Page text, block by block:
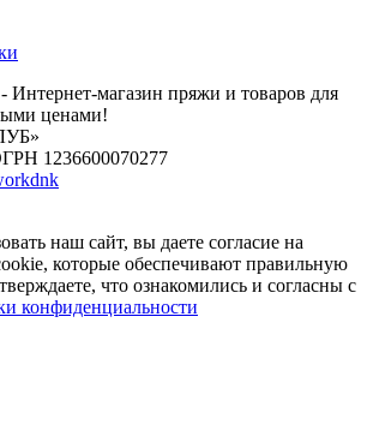
магазин пряжи и товаров для
ценами!
1236600070277
наш сайт, вы даете согласие на
которые обеспечивают правильную
что ознакомились и согласны с
конфиденциальности